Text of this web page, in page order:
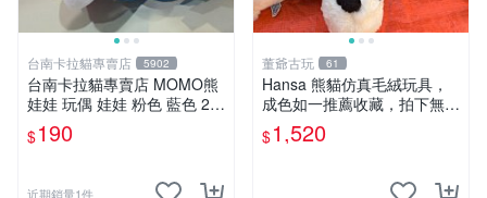
台南卡拉貓專賣店 5902
台南卡拉貓專賣店 MOMO熊
娃娃 玩偶 娃娃 粉色 藍色 2色
分售
$190
近期銷量1件
董爺古玩 61
Hansa 熊貓仿真毛絨玩具，
成色如一推薦收藏，拍下無疑
心 熊貓 毛絨玩具 收藏
$1,520